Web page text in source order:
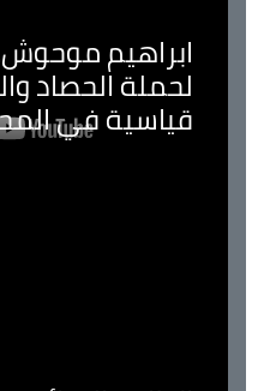
ابراهيم
لحملة الحصاد
قياسية في